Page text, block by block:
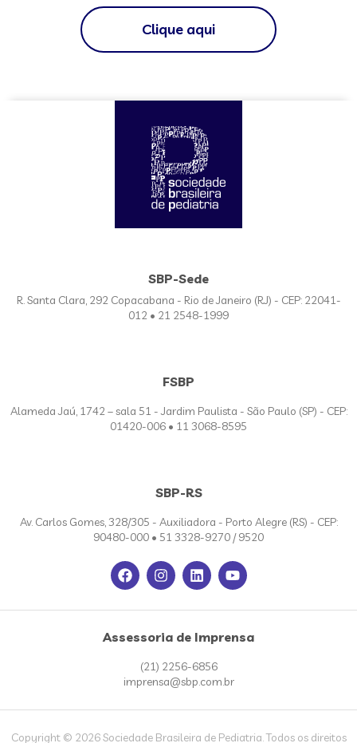
Clique aqui
SBP-Sede
R. Santa Clara, 292 Copacabana - Rio de Janeiro (RJ) - CEP: 22041-
012 • 21 2548-1999
FSBP
Alameda Jaú, 1742 – sala 51 - Jardim Paulista - São Paulo (SP) - CEP:
01420-006 • 11 3068-8595
SBP-RS
Av. Carlos Gomes, 328/305 - Auxiliadora - Porto Alegre (RS) - CEP:
90480-000 • 51 3328-9270 / 9520
Assessoria de Imprensa
(21) 2256-6856
imprensa@sbp.com.br
Copyright © 2026 Sociedade Brasileira de Pediatria. Todos os direitos